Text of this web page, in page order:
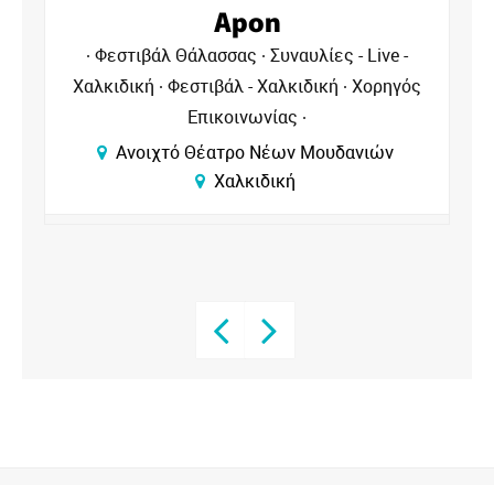
Αντιγόνη
Φεστιβάλ Θάλασσας
Θέατρα - Χαλκιδική
Φεστιβάλ - Χαλκιδική Χορηγός
Επικοινωνίας
Ανοιχτό Θέατρο Νέων Μουδανιών
Χαλκιδική